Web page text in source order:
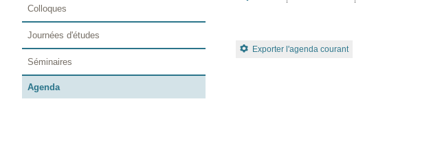
Exporter l'agenda courant
Colloques
Journées d'études
Séminaires
Agenda